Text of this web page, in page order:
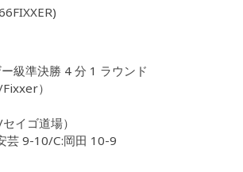
級準決勝 4 分 1 ラウンド
）
イゴ道場）
芸 9-10/C:岡田 10-9